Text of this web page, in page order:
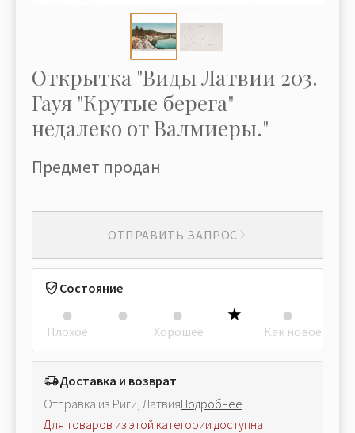
Открытка "Виды Латвии 203.
Гауя "Крутые берега"
недалеко от Валмиеры."
Предмет продан
ОТПРАВИТЬ ЗАПРОС
Состояние
Плохое Хорошее Как новое
Доставка и возврат
Отправка из Риги, ЛатвияПодробнее
Для товаров из этой категории доступна